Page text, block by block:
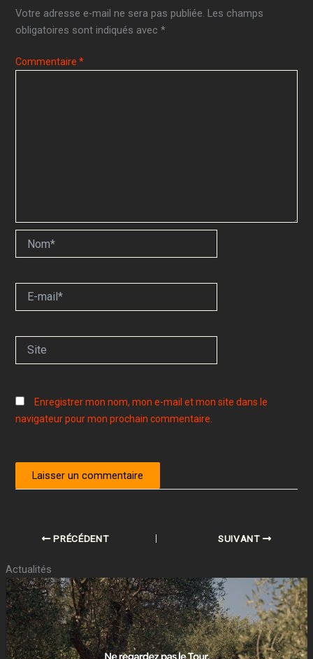
Votre adresse e-mail ne sera pas publiée. Les champs
obligatoires sont indiqués avec*
Commentaire*
mail*
Enregistrer mon nom, mon e-mail et mon site dans le
navigateur pour mon prochain commentaire.
PRÉCÉDENT SUIVANT
Actualités